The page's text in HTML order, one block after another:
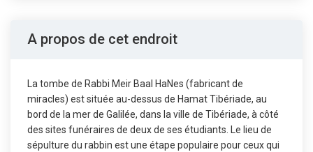
A propos de cet endroit
La tombe de Rabbi Meir Baal HaNes (fabricant de
miracles) est située au-dessus de Hamat Tibériade, au
bord de la mer de Galilée, dans la ville de Tibériade, à côté
des sites funéraires de deux de ses étudiants. Le lieu de
sépulture du rabbin est une étape populaire pour ceux qui